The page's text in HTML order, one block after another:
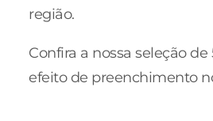
região.
Confira a nossa seleção de
efeito de preenchimento